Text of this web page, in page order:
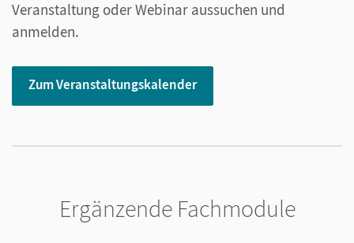
Veranstaltung oder Webinar aussuchen und
anmelden.
Zum Veranstaltungskalender
Ergänzende Fachmodule